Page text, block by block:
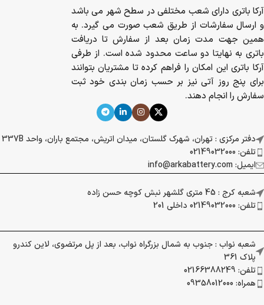
آرکا باتری دارای شعب مختلفی در سطح شهر می باشد
و ارسال سفارشات از طریق شعب صورت می گیرد. به
همین جهت مدت زمان بعد از سفارش تا دریافت
باتری به نهایتا دو ساعت محدود شده است. از طرفی
آرکا باتری این امکان را فراهم کرده تا مشتریان بتوانند
برای پنج روز آتی نیز بر حسب زمان بندی خود ثبت
سفارش را انجام دهند.
دفتر مرکزی : تهران، شهرک گلستان، میدان اتریش، مجتمع باران، واحد 337B
تلفن: 02149032000
ایمیل: info@arkabattery.com
شعبه کرج : 45 متری گلشهر نبش کوچه حسن زاده
تلفن: 02149032000 داخلی 201
شعبه نواب : جنوب به شمال بزرگراه نواب، بعد از پل مرتضوی، لاین کندرو
پلاک 361
تلفن: 02166388249
همراه: 09358012000